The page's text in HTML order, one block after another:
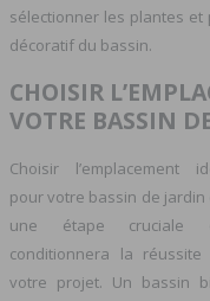
sélectionner les plantes et
décoratif du bassin.
CHOISIR
VOTRE BASSIN
Choisir l’emplacement
pour votre bassin de jardin
une étape cruciale
conditionnera la réussite
votre projet. Un bassin